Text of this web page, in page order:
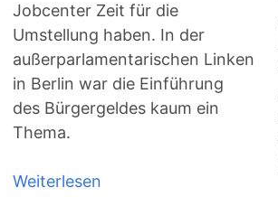
Jobcenter Zeit für die
Umstellung haben. In der
außerparlamentarischen Linken
in Berlin war die Einführung
des Bürgergeldes kaum ein
Thema.
Weiterlesen